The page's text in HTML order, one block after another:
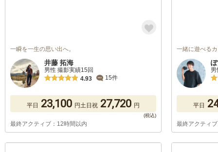
一瞬を一生の思い出へ。
井藤 拓海
男性 撮影実績15回
4.93
15件
平日 23,100 円土日祝 27,720 円
最終アクティブ：12時間以内
一緒に遊べる
平日
最終アクティ